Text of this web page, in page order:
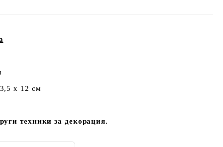
х 12 см
техники за декорация.